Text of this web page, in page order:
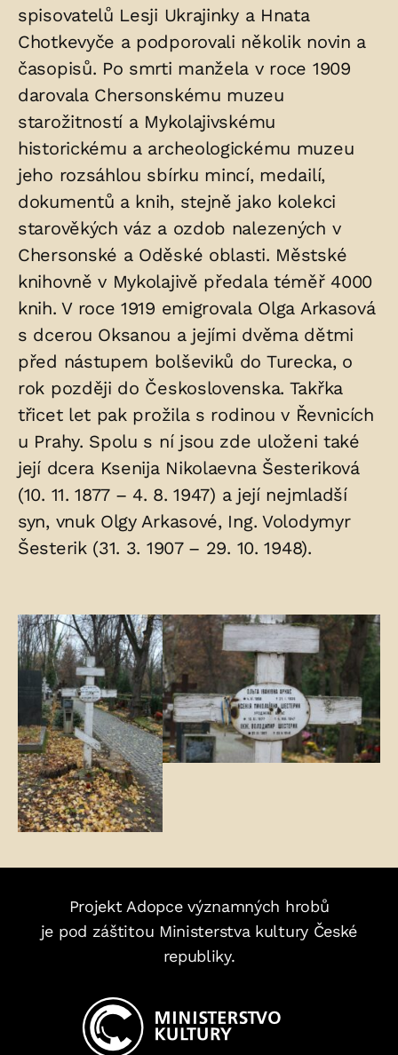
spisovatelů Lesji Ukrajinky a Hnata
Chotkevyče a podporovali několik novin a
časopisů. Po smrti manžela v roce 1909
darovala Chersonskému muzeu
starožitností a Mykolajivskému
historickému a archeologickému muzeu
jeho rozsáhlou sbírku mincí, medailí,
dokumentů a knih, stejně jako kolekci
starověkých váz a ozdob nalezených v
Chersonské a Oděské oblasti. Městské
knihovně v Mykolajivě předala téměř 4000
knih. V roce 1919 emigrovala Olga Arkasová
s dcerou Oksanou a jejími dvěma dětmi
před nástupem bolševiků do Turecka, o
rok později do Československa. Takřka
třicet let pak prožila s rodinou v Řevnicích
u Prahy. Spolu s ní jsou zde uloženi také
její dcera Ksenija Nikolaevna Šesteriková
(10. 11. 1877 – 4. 8. 1947) a její nejmladší
syn, vnuk Olgy Arkasové, Ing. Volodymyr
Šesterik (31. 3. 1907 – 29. 10. 1948).
Fotogalerie:
Projekt Adopce významných hrobů
je pod záštitou Ministerstva kultury České
republiky.